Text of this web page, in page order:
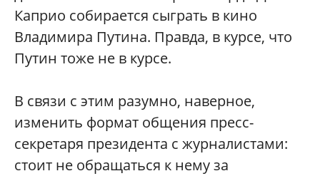
Каприо собирается сыграть в кино
Владимира Путина. Правда, в курсе, что
Путин тоже не в курсе.
В связи с этим разумно, наверное,
изменить формат общения пресс-
секретаря президента с журналистами:
стоит не обращаться к нему за